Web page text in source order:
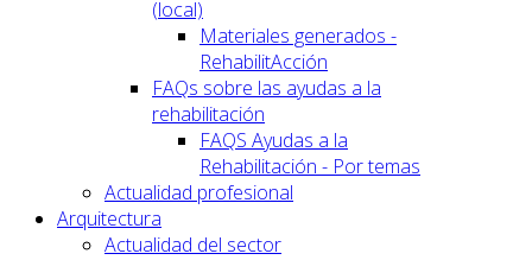
(local)
Materiales generados -
RehabilitAcción
FAQs sobre las ayudas a la
rehabilitación
FAQS Ayudas a la
Rehabilitación - Por temas
Actualidad profesional
Arquitectura
Actualidad del sector